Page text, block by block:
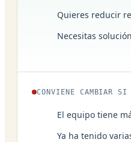
Quieres reducir
Necesitas
CONVIENE CAMBIAR SI
El equipo tiene
Ya ha tenido